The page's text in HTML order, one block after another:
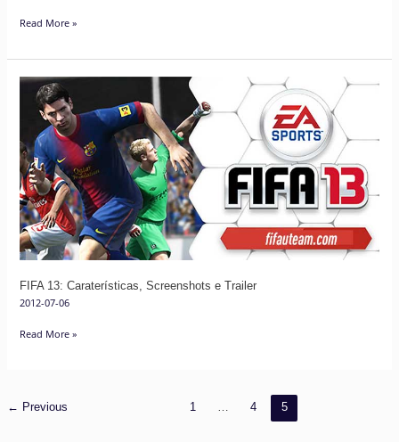
Read More »
FIFA 13: Caraterísticas, Screenshots e Trailer
2012-07-06
FIFA
Caraterísticas,
Screenshots
e
Trailer
Read More »
← Previous 1 4 5